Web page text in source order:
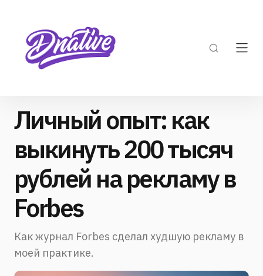
Личный опыт: как
выкинуть 200 тысяч
рублей на рекламу в
Forbes
Как журнал Forbes сделал худшую рекламу в
моей практике.